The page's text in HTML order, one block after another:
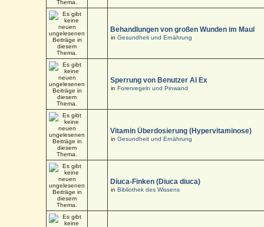
Behandlungen von großen Wunden im Maul
inGesundheit und Ernährung
Sperrung von Benutzer Al Ex
inForenregeln und Pinwand
Vitamin Überdosierung (Hypervitaminose)
inGesundheit und Ernährung
Diuca-Finken (Diuca diuca)
inBibliothek des Wissens